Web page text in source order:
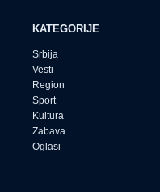
KATEGORIJE
Srbija
Vesti
Region
Sport
Kultura
Zabava
Oglasi